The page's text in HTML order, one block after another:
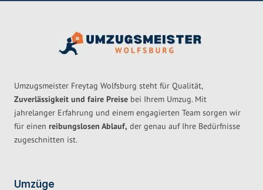
Umzugsmeister Freytag Wolfsburg steht für Qualität,
Zuverlässigkeit und faire Preise bei Ihrem Umzug. Mit
jahrelanger Erfahrung und einem engagierten Team sorgen wir
für einen reibungslosen Ablauf, der genau auf Ihre Bedürfnisse
zugeschnitten ist.
Umzüge